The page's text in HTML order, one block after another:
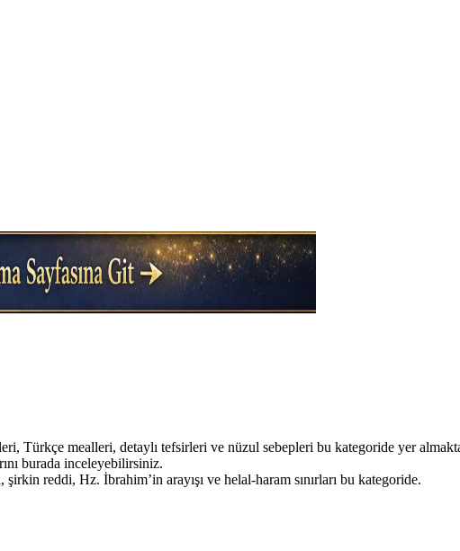
Türkçe mealleri, detaylı tefsirleri ve nüzul sebepleri bu kategoride yer
burada inceleyebilirsiniz.
reddi, Hz. İbrahim’in arayışı ve helal-haram sınırları bu kategoride.